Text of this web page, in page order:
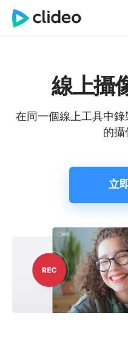
線上攝
在同一個線上工具中
的攝
立